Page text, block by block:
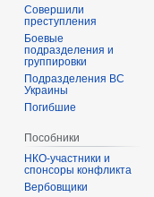
Совершили
преступления
Боевые
подразделения и
группировки
Подразделения ВС
Украины
Погибшие
Пособники
спонсоры конфликта
‏‎Вербовщики